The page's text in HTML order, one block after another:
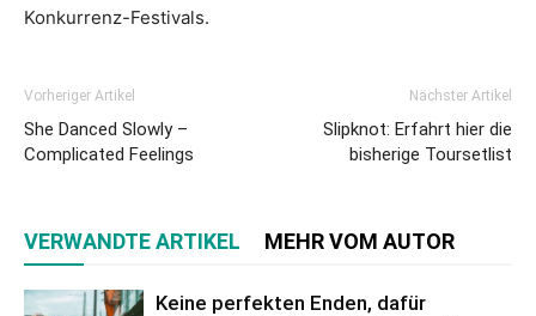
Konkurrenz-Festivals.
Vorheriger Artikel
She Danced Slowly –
Complicated Feelings
Nächster Artikel
Slipknot: Erfahrt hier die
bisherige Toursetlist
VERWANDTE ARTIKEL MEHR VOM AUTOR
Keine perfekten Enden, dafür